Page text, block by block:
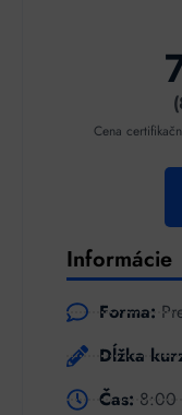
Cena
Informácie
Forma:
Dĺžka
Čas: 8:00